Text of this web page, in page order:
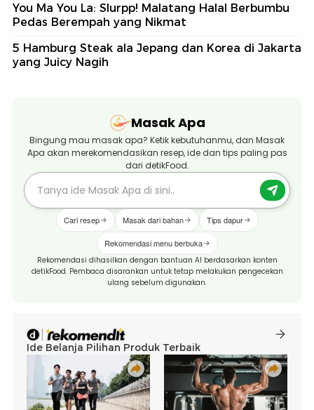
You Ma You La: Slurpp! Malatang Halal Berbumbu
Pedas Berempah yang Nikmat
5 Hamburg Steak ala Jepang dan Korea di Jakarta
yang Juicy Nagih
Masak Apa
Bingung mau masak apa? Ketik kebutuhanmu, dan Masak
Apa akan merekomendasikan resep, ide dan tips paling pas
dari detikFood.
Cari resep Masak dari bahan Tips dapur
Rekomendasi menu berbuka
Rekomendasi dihasilkan dengan bantuan AI berdasarkan konten
detikFood. Pembaca disarankan untuk tetap melakukan pengecekan
ulang sebelum digunakan.